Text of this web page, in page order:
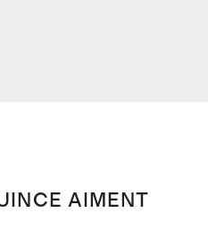
AIMENT